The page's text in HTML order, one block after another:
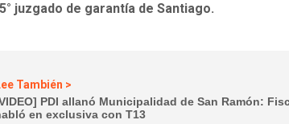
juzgado de garantía de Santiago.
También >
PDI allanó Municipalidad de San Ramón:
en exclusiva con T13